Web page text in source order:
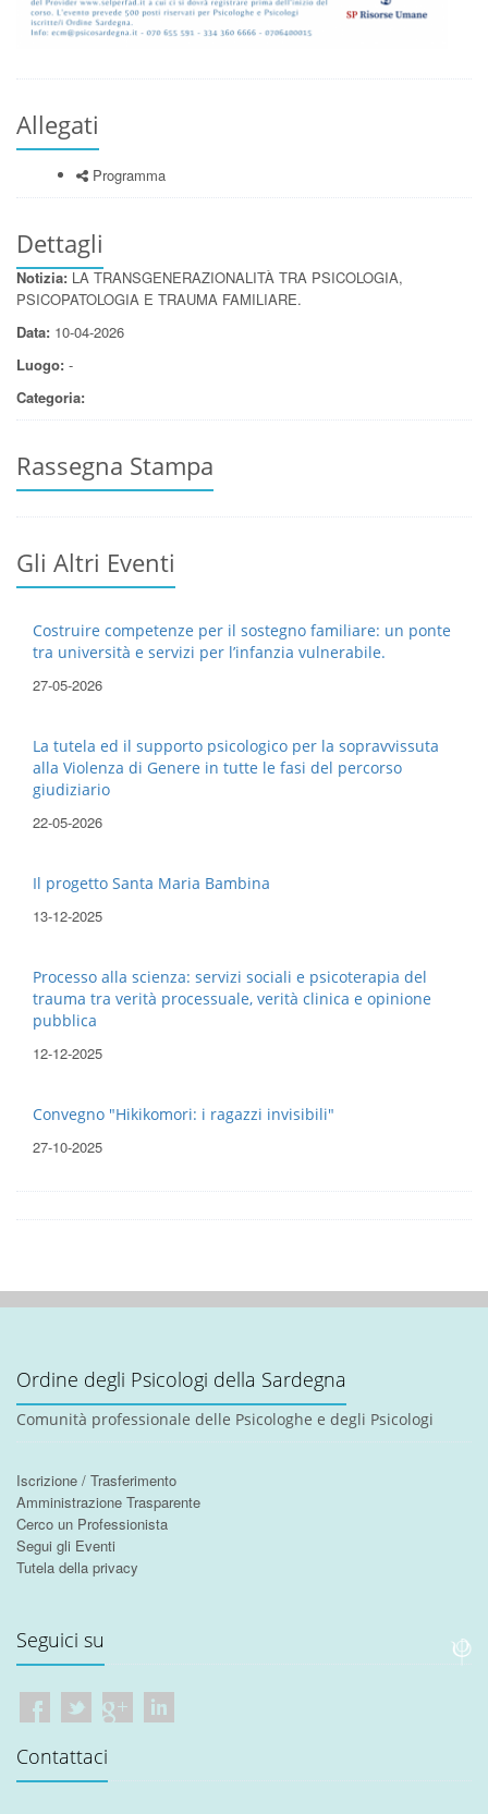
Allegati
Programma
Dettagli
Notizia: LA TRANSGENERAZIONALITÀ TRA PSICOLOGIA,
PSICOPATOLOGIA E TRAUMA FAMILIARE.
Data: 10-04-2026
Luogo: -
Categoria:
Rassegna Stampa
Gli Altri Eventi
Costruire competenze per il sostegno familiare: un ponte
tra università e servizi per l’infanzia vulnerabile.
27-05-2026
La tutela ed il supporto psicologico per la sopravvissuta
alla Violenza di Genere in tutte le fasi del percorso
giudiziario
22-05-2026
Il progetto Santa Maria Bambina
13-12-2025
Processo alla scienza: servizi sociali e psicoterapia del
trauma tra verità processuale, verità clinica e opinione
pubblica
12-12-2025
Convegno "Hikikomori: i ragazzi invisibili"
27-10-2025
Ordine degli Psicologi della Sardegna
Comunità professionale delle Psicologhe e degli Psicologi
Iscrizione / Trasferimento
Amministrazione Trasparente
Cerco un Professionista
Segui gli Eventi
Tutela della privacy
Seguici su
Contattaci